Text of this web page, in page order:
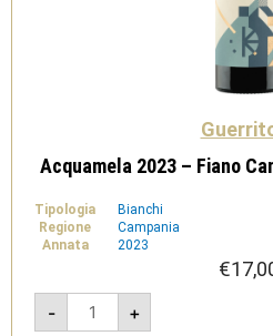
Acquamela 2023 – Fiano
Tipologia
Bianchi
Regione
Campania
Annata
2023
€
-
Acquamela
2023
-
+